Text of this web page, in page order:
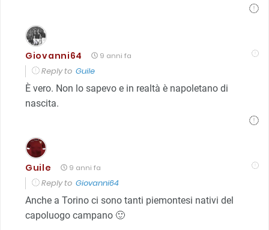
Giovanni64 9 anni fa
Reply to Guile
È vero. Non lo sapevo e in realtà è napoletano di
nascita.
Guile 9 anni fa
Reply to Giovanni64
Anche a Torino ci sono tanti piemontesi nativi del
capoluogo campano 🙂